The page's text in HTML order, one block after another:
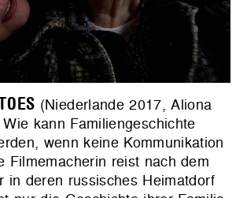
(Niederlande 2017, Aliona
kann Familiengeschichte
wenn keine Kommunikation
Filmemacherin reist nach dem
in deren russisches Heimatdorf